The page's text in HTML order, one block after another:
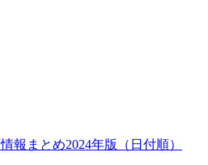
報まとめ2024年版（日付順）